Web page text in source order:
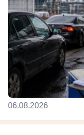
06.08.2026